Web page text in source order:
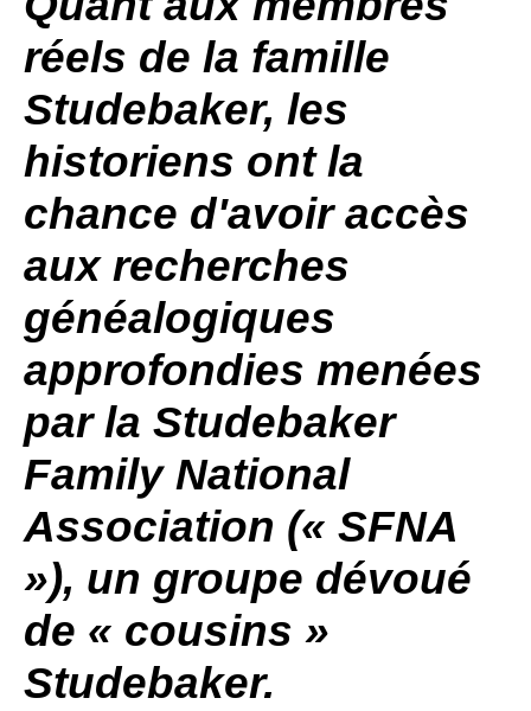
réels de la famille
Studebaker, les
historiens ont la
chance d'avoir accès
aux recherches
généalogiques
approfondies menées
par la Studebaker
FamilyNational
Association (« SFNA
»), un groupe dévoué
de « cousins ​​»
Studebaker.